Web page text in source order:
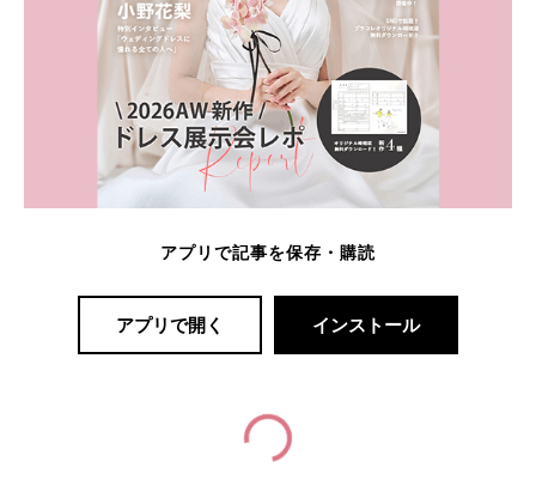
アプリで記事を保存・購読
アプリで開く インストール